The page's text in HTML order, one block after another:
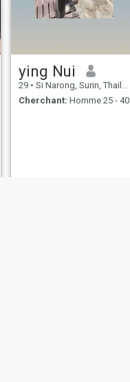
ying Nui
29 • Si Narong, Surin, Thailande
Cherchant: Homme 25 - 40